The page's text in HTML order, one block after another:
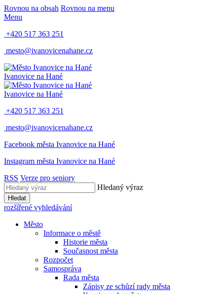
Rovnou na obsah Rovnou na menu
Menu
+420 517 363 251
mesto@ivanovicenahane.cz
Ivanovice na Hané
Ivanovice na Hané
+420 517 363 251
mesto@ivanovicenahane.cz
Facebook města Ivanovice na Hané
Instagram města Ivanovice na Hané
RSS Verze pro seniory
Hledaný výraz
Hledat
rozšířené vyhledávání
Město
Informace o městě
Historie města
Současnost města
Rozpočet
Samospráva
Rada města
Zápisy ze schůzí rady města